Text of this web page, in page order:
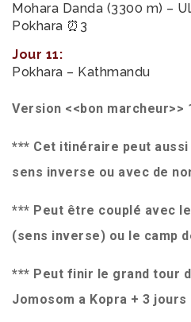
Mohara Danda (3300 m) –
Pokhara ⏰3
Jour 11:
Pokhara – Kathmandu
Version <<bon marcheur>>
*** Cet itinéraire peut
sens inverse ou avec de
*** Peut être couplé avec
(sens inverse) ou le camp
*** Peut finir le grand tour
Jomosom a Kopra + 3